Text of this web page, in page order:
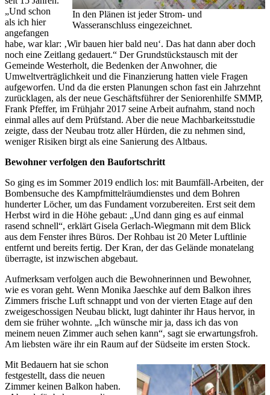
In den Plänen ist jeder Strom- und
Wasseranschluss eingezeichnet.
„Und schon
als ich hier
angefangen
habe, war klar: ‚Wir bauen hier bald neu‘. Das hat dann aber doch
noch eine Zeitlang gedauert.“ Der Grundstückstausch mit der
Gemeinde Westerholt, die Bedenken der Anwohner, die
Umweltverträglichkeit und die Finanzierung hatten viele Fragen
aufgeworfen. Und da die ersten Planungen schon fast ein Jahrzehnt
zurücklagen, als der neue Geschäftsführer der Seniorenhilfe SMMP,
Frank Pfeffer, im Frühjahr 2017 seine Arbeit aufnahm, stand noch
einmal alles auf dem Prüfstand. Aber die neue Machbarkeitsstudie
zeigte, dass der Neubau trotz aller Hürden, die zu nehmen sind,
weniger Risiken birgt als eine Sanierung des Altbaus.
Bewohner verfolgen den Baufortschritt
So ging es im Sommer 2019 endlich los: mit Baumfäll-Arbeiten, der
Bombensuche des Kampfmittelräumdienstes und dem Bohren
hunderter Löcher, um das Fundament vorzubereiten. Erst seit dem
Herbst wird in die Höhe gebaut: „Und dann ging es auf einmal
rasend schnell“, erklärt Gisela Gerlach-Wiegmann mit dem Blick
aus dem Fenster ihres Büros. Der Rohbau ist 20 Meter Luftlinie
entfernt und bereits fertig. Der Kran, der das Gelände monatelang
überragte, ist inzwischen abgebaut.
Aufmerksam verfolgen auch die Bewohnerinnen und Bewohner,
wie es voran geht. Wenn Monika Jaeschke auf dem Balkon ihres
Zimmers frische Luft schnappt und von der vierten Etage auf den
zweigeschossigen Neubau blickt, lugt dahinter ihr Haus hervor, in
dem sie früher wohnte. „Ich wünsche mir ja, dass ich das von
meinem neuen Zimmer auch sehen kann“, sagt sie erwartungsfroh.
Am liebsten wäre ihr ein Raum auf der Südseite im ersten Stock.
Mit Bedauern hat sie schon
festgestellt, dass die neuen
Zimmer keinen Balkon haben.